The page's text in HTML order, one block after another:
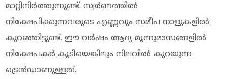
മാറ്റിനിര്‍ത്തുന്നുണ്ട്. സ്വര്‍ണത്തില്‍
നിക്ഷേപിക്കുന്നവരുടെ എണ്ണവും സമീപ നാളുകളില്‍
കുറഞ്ഞിട്ടുണ്ട്. ഈ വര്‍ഷം ആദ്യ മൂന്നുമാസങ്ങളില്‍
നിക്ഷേപകര്‍ കൂടിയെങ്കിലും നിലവില്‍ കുറയുന്ന
ട്രെന്‍ഡാണുള്ളത്.